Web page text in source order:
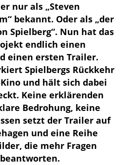
nur als „Steven
bekannt. Oder als „der
Spielberg“. Nun hat das
endlich einen
einen ersten Trailer.
Spielbergs Rückkehr
und hält sich dabei
Keine erklärenden
Bedrohung, keine
setzt der Trailer auf
und eine Reihe
die mehr Fragen